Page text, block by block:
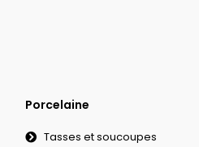
Porcelaine
Tasses et soucoupes